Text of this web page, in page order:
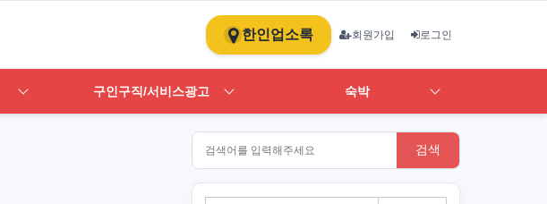
한인업소록 회원가입 로그인
구인구직/서비스광고 숙박
검색